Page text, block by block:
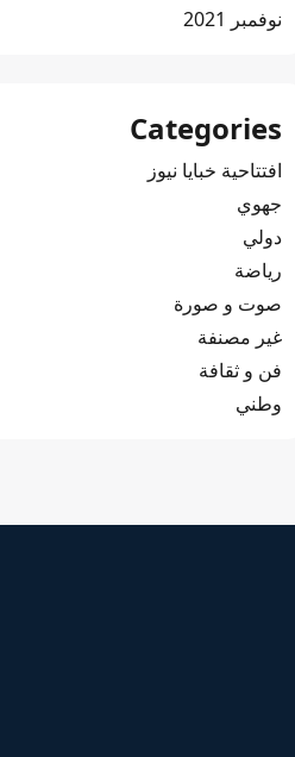
نوفمبر 2021
Categories
افتتاحية خبايا نيوز
جهوي
دولي
رياضة
صوت و صورة
غير مصنفة
فن و ثقافة
وطني